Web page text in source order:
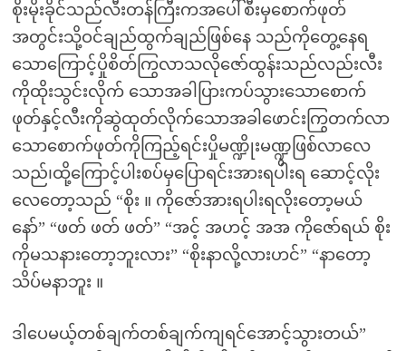
စိုးမိုးခိုင်သည်လီးတန်ကြီးကအပေါ်စီးမှစောက်ဖုတ်
အတွင်းသို့ဝင်ချည်ထွက်ချည်ဖြစ်နေ သည်ကိုတွေ့နေရ
သောကြောင့်ပှိုစိတ်ကြွလာသလိုဇော်ထွန်းသည်လည်းလီး
ကိုထိုးသွင်းလိုက် သောအခါပြားကပ်သွားသောစောက်
ဖုတ်နှင့်လီးကိုဆွဲထုတ်လိုက်သောအခါဖောင်းကြွတက်လာ
သောစောက်ဖုတ်ကိုကြည့်ရင်းပှိုမဏ္ဍိုးမဏ္ဍွဖြစ်လာလေ
သည်၊ထို့ကြောင့်ပါးစပ်မှပြောရင်းအားရပါးရ ဆောင့်လိုး
လေတော့သည် “စိုး ။ ကိုဇော်အားရပါးရလိုးတော့မယ်
နော်” “ဖတ် ဖတ် ဖတ်” “အင့် အဟင့် အအ ကိုဇော်ရယ် စိုး
ကိုမသနားတော့ဘူးလား” “စိုးနာလို့လားဟင်” “နာတော့
သိပ်မနာဘူး ။
ဒါပေမယ့်တစ်ချက်တစ်ချက်ကျရင်အောင့်သွားတယ်”